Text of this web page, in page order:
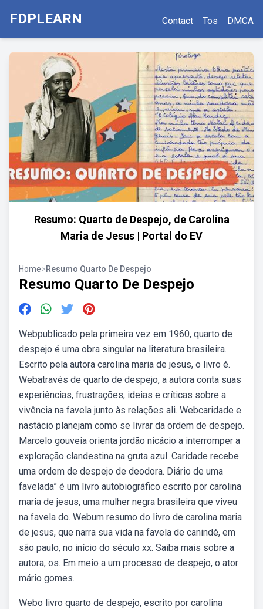
FDPLEARN Contact Tos DMCA
Resumo: Quarto de Despejo, de Carolina
Maria de Jesus | Portal do EV
Home>Resumo Quarto De Despejo
Resumo Quarto De Despejo
Webpublicado pela primeira vez em 1960, quarto de
despejo é uma obra singular na literatura brasileira.
Escrito pela autora carolina maria de jesus, o livro é.
Webatravés de quarto de despejo, a autora conta suas
experiências, frustrações, ideias e críticas sobre a
vivência na favela junto às relações ali. Webcaridade e
nastácio planejam como se livrar da ordem de despejo.
Marcelo gouveia orienta jordão nicácio a interromper a
exploração clandestina na gruta azul. Caridade recebe
uma ordem de despejo de deodora. Diário de uma
favelada” é um livro autobiográfico escrito por carolina
maria de jesus, uma mulher negra brasileira que viveu
na favela do. Webum resumo do livro de carolina maria
de jesus, que narra sua vida na favela de canindé, em
são paulo, no início do século xx. Saiba mais sobre a
autora, os. Em meio a um processo de despejo, o ator
mário gomes.
Webo livro quarto de despejo, escrito por carolina